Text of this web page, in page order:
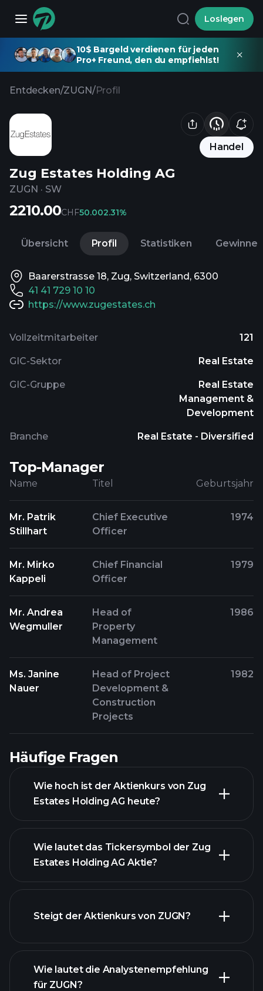
Loslegen
10$ Bargeld verdienen für jeden
Pro+ Freund, den du empfiehlst!
Entdecken/ZUGN/Profil
Handel
Zug Estates Holding AG
ZUGN · SW
2210.00CHF50.002.31%
Übersicht Profil Statistiken Gewinne
Baarerstrasse 18, Zug, Switzerland, 6300
41 41 729 10 10
https://www.zugestates.ch
Vollzeitmitarbeiter 121
GIC-Sektor Real Estate
GIC-Gruppe
Real Estate
Management &
Development
Branche Real Estate - Diversified
Top-Manager
Name Titel Geburtsjahr
Mr. Patrik
Stillhart
Chief Executive
Officer
1974
Mr. Mirko
Kappeli
Chief Financial
Officer
1979
Mr. Andrea
Wegmuller
Head of
Property
Management
1986
Ms. Janine
Nauer
Head of Project
Development &
Construction
Projects
1982
Häufige Fragen
Wie hoch ist der Aktienkurs von Zug
Estates Holding AG heute?
Wie lautet das Tickersymbol der Zug
Estates Holding AG Aktie?
Steigt der Aktienkurs von ZUGN?
Wie lautet die Analystenempfehlung
für ZUGN?